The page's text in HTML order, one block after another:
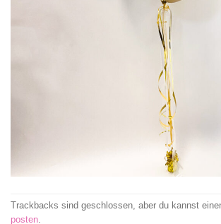
Trackbacks sind geschlossen, aber du kannst
posten.